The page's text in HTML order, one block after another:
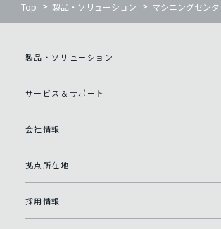
Top 製品・ソリューション マシニングセンタ
製品・ソリューション
サービス＆サポート
会社情報
拠点所在地
採用情報